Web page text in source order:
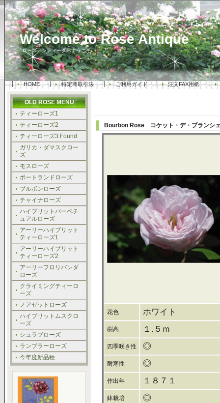
Welcome to Rose Antique
ローズアンティークへようこそ
HOME 特定商取引法 ご利用ガイド 注文FAX用紙
Bourbon Rose コケット・デ・ブラン
花色 ホワイト
樹高 １.５ｍ
四季咲き性 ◎
耐寒性 ◎
作出年 １８７１
鉢栽培 ◎
OLD ROSE MENU
ティーローズ1
ティーローズ2
ティーローズ3 Found
ガリカ・ダマスクロー
ズ
モスローズ
ポートランドローズ
ブルボンローズ
チャイナローズ
ハイブリットパーペチ
ュアルローズ
アーリーハイブリット
ティーローズ1
アーリーハイブリット
ティーローズ2
アーリーフロリバンダ
ローズ
クライミングティーロ
ーズ
ノアゼットローズ
ハイブリットムスクロ
ーズ
シュラブローズ
ランブラーローズ
今年度新品種